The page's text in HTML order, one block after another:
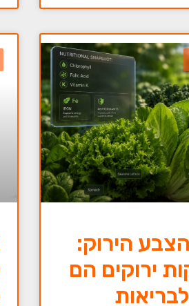
הירוק:
ירוקים הם